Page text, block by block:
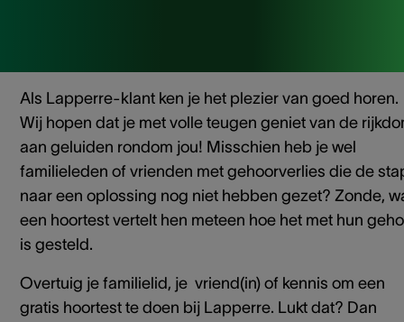
Als Lapperre-klant ken je het plezier van goed horen.
Wij hopen dat je met volle teugen geniet van de
aan geluiden rondom jou! Misschien heb je wel
familieleden of vrienden met gehoorverlies die de
naar een oplossing nog niet hebben gezet? Zonde,
een hoortest vertelt hen meteen hoe het met hun
is gesteld.
Overtuig je familielid, je vriend(in) of kennis om een
gratis hoortest te doen bij Lapperre. Lukt dat? Dan